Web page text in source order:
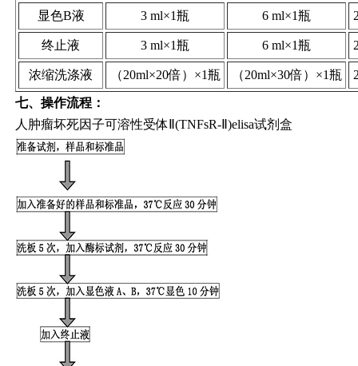
显色B液 3 ml×1瓶 6 ml×1瓶
终止液 3 ml×1瓶 6 ml×1瓶
浓缩洗涤液 （20ml×20倍）×1瓶 （20ml×30倍）×1瓶
七、 操作流程：
人肿瘤坏死因子可溶性受体Ⅱ(TNFsR-Ⅱ)elisa试剂盒